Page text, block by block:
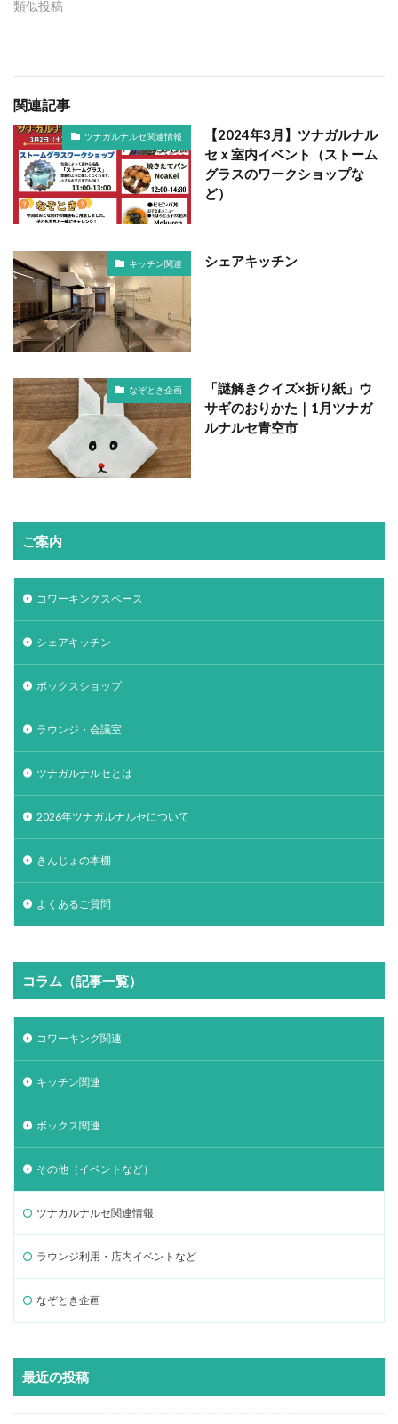
類似投稿
関連記事
ツナガルナルセ関連情報
【2024年3月】ツナガルナル
セｘ室内イベント（ストーム
グラスのワークショップな
ど）
キッチン関連 シェアキッチン
なぞとき企画
「謎解きクイズ×折り紙」ウ
サギのおりかた｜1月ツナガ
ルナルセ青空市
ご案内
コワーキングスペース
シェアキッチン
ボックスショップ
ラウンジ・会議室
ツナガルナルセとは
2026年ツナガルナルセについて
きんじょの本棚
よくあるご質問
コラム（記事一覧）
コワーキング関連
キッチン関連
ボックス関連
その他（イベントなど）
ツナガルナルセ関連情報
ラウンジ利用・店内イベントなど
なぞとき企画
最近の投稿